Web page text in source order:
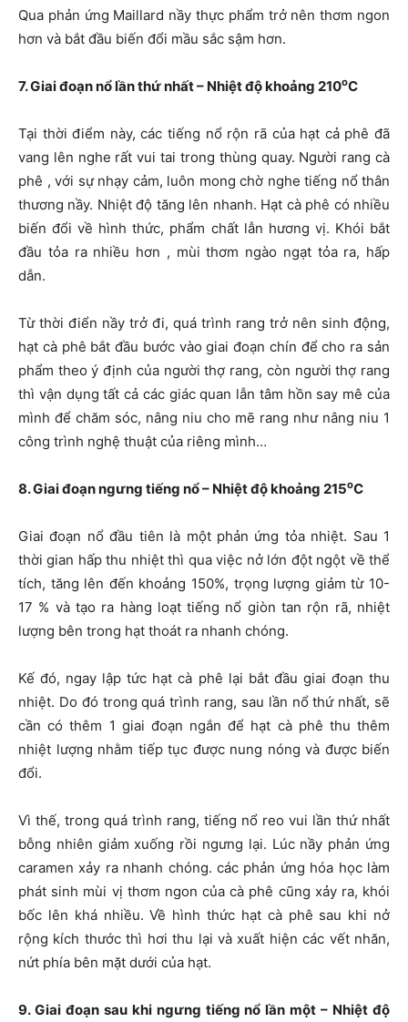
Qua phản ứng Maillard nầy thực phẩm trở nên thơm ngon
hơn và bắt đầu biến đổi mầu sắc sậm hơn.
7. Giai đoạn nổ lần thứ nhất – Nhiệt độ khoảng 210oC
Tại thời điểm này, các tiếng nổ rộn rã của hạt cả phê đã
vang lên nghe rất vui tai trong thùng quay. Người rang cà
phê , với sự nhạy cảm, luôn mong chờ nghe tiếng nổ thân
thương nầy. Nhiệt độ tăng lên nhanh. Hạt cà phê có nhiều
biến đổi về hình thức, phẩm chất lẫn hương vị. Khói bắt
đầu tỏa ra nhiều hơn , mùi thơm ngào ngạt tỏa ra, hấp
dẫn.
Từ thời điển nầy trở đi, quá trình rang trở nên sinh động,
hạt cà phê bắt đầu bước vào giai đoạn chín để cho ra sản
phẩm theo ý định của người thợ rang, còn người thợ rang
thì vận dụng tất cả các giác quan lẫn tâm hồn say mê của
mình để chăm sóc, nâng niu cho mẽ rang như nâng niu 1
công trình nghệ thuật của riêng mình…
8. Giai đoạn ngưng tiếng nổ – Nhiệt độ khoảng 215oC
Giai đoạn nổ đầu tiên là một phản ứng tỏa nhiệt. Sau 1
thời gian hấp thu nhiệt thì qua việc nở lớn đột ngột về thể
tích, tăng lên đến khoảng 150%, trọng lượng giảm từ 10-
17 % và tạo ra hàng loạt tiếng nổ giòn tan rộn rã, nhiệt
lượng bên trong hạt thoát ra nhanh chóng.
Kế đó, ngay lập tức hạt cà phê lại bắt đầu giai đoạn thu
nhiệt. Do đó trong quá trình rang, sau lần nổ thứ nhất, sẽ
cần có thêm 1 giai đoạn ngắn để hạt cà phê thu thêm
nhiệt lượng nhằm tiếp tục được nung nóng và được biến
đổi.
Vì thế, trong quá trình rang, tiếng nổ reo vui lần thứ nhất
bỗng nhiên giảm xuống rồi ngưng lại. Lúc nầy phản ứng
caramen xảy ra nhanh chóng. các phản ứng hóa học làm
phát sinh mùi vị thơm ngon của cà phê cũng xảy ra, khói
bốc lên khá nhiều. Về hình thức hạt cà phê sau khi nở
rộng kích thước thì hơi thu lại và xuất hiện các vết nhăn,
nứt phía bên mặt dưới của hạt.
9. Giai đoạn sau khi ngưng tiếng nổ lần một – Nhiệt độ